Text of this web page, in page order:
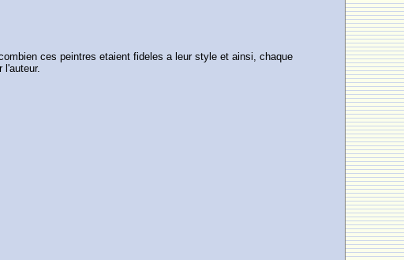
ces peintres etaient fideles a leur style et ainsi, chaque
l'auteur.